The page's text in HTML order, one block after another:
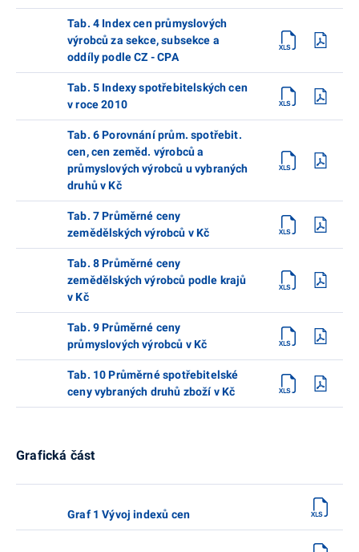
Tab. 4 Index cen průmyslových
výrobců za sekce, subsekce a
oddíly podle CZ - CPA
Tab. 5 Indexy spotřebitelských cen
v roce 2010
Tab. 6 Porovnání prům. spotřebit.
cen, cen zeměd. výrobců a
průmyslových výrobců u vybraných
druhů v Kč
Tab. 7 Průměrné ceny
zemědělských výrobců v Kč
Tab. 8 Průměrné ceny
zemědělských výrobců podle krajů
v Kč
Tab. 9 Průměrné ceny
průmyslových výrobců v Kč
Tab. 10 Průměrné spotřebitelské
ceny vybraných druhů zboží v Kč
Grafická část
Graf 1 Vývoj indexů cen